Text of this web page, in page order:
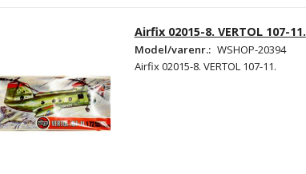
Airfix 02015-8. VERTOL 107-11.
Model/varenr.: WSHOP-20394
Airfix 02015-8. VERTOL 107-11.